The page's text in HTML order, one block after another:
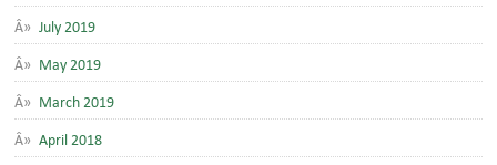
July 2019
May 2019
March 2019
April 2018